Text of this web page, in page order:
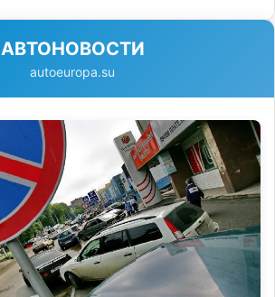
АВТОНОВОСТИ
autoeuropa.su